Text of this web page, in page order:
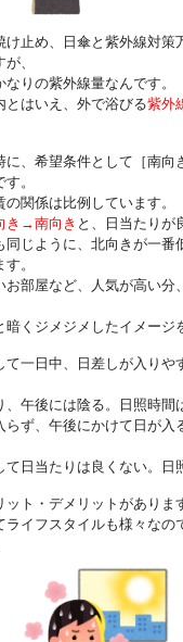
け止め、日傘と紫外線対策
、
りの紫外線量なんです。
とはいえ、外で浴びる紫外
に、希望条件として［南向
。
関係は比例しています。
き→南向き と、日当たりが
同じように、北向きが一番
。
お部屋など、人気が高い分
暗くジメジメしたイメージ
て一日中、日差しが入りや
、午後には陰る。日照時間
らず、午後にかけて日が入
て日当たりは良くない。日
ト・デメリットがありま
ライフスタイルも様々なの